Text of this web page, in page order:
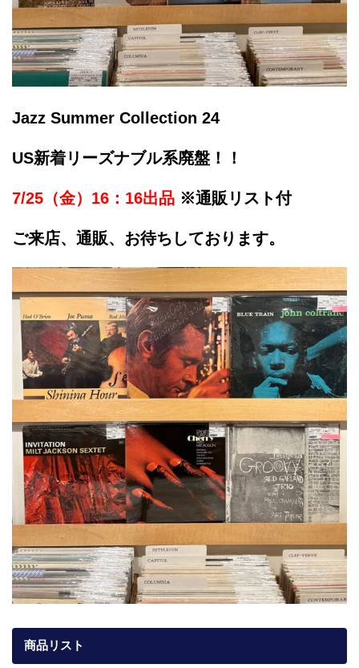
Jazz Summer Collection 24
US新着リーズナブル系廃盤！！
7/25（金）16：16出品 ※通販リスト付
ご来店、通販、お待ちしております。
商品リスト